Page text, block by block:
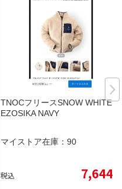
TNOCフリースSNOW WHITE×
EZOSIKA NAVY
マイストア在庫： 90
税込 7,644